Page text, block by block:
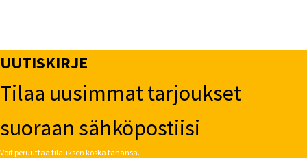
UUTISKIRJE
Tilaa uusimmat tarjoukset
suoraan sähköpostiisi
Voit peruuttaa tilauksen koska tahansa.